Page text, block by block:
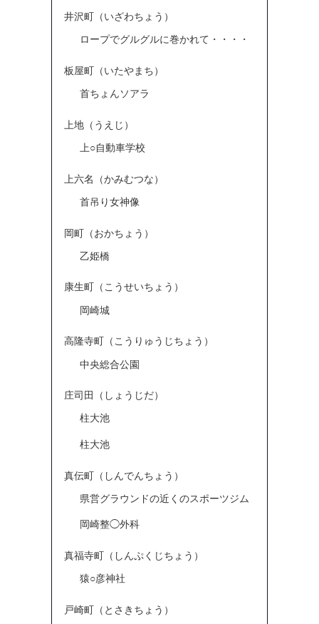
井沢町（いざわちょう）
ロープでグルグルに巻かれて・・・・
板屋町（いたやまち）
首ちょんソアラ
上地（うえじ）
上○自動車学校
上六名（かみむつな）
首吊り女神像
岡町（おかちょう）
乙姫橋
康生町（こうせいちょう）
岡崎城
高隆寺町（こうりゅうじちょう）
中央総合公園
庄司田（しょうじだ）
柱大池
柱大池
真伝町（しんでんちょう）
県営グラウンドの近くのスポーツジム
岡崎整◯外科
真福寺町（しんぷくじちょう）
猿○彦神社
戸崎町（とさきちょう）